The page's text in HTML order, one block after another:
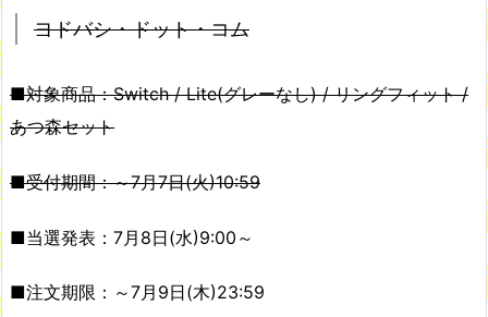
ヨドバシ・ドット・コム
■対象商品：Switch / Lite(グレーなし) / リングフィット /
あつ森セット
■受付期間：～7月7日(火)10:59
■当選発表：7月8日(水)9:00～
■注文期限：～7月9日(木)23:59